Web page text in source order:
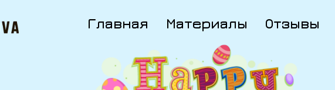
Главная Материалы Отзывы